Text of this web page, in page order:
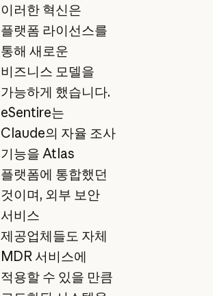
이러한 혁신은
플랫폼 라이선스를
통해 새로운
비즈니스 모델을
가능하게 했습니다.
eSentire는
Claude의 자율 조사
기능을 Atlas
플랫폼에 통합했던
것이며, 외부 보안
서비스
제공업체들도 자체
MDR 서비스에
적용할 수 있을 만큼